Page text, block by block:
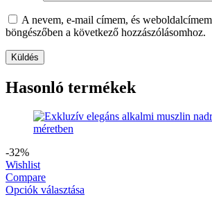
A nevem, e-mail címem, és weboldalcímem
böngészőben a következő hozzászólásomhoz.
Hasonló termékek
-32%
Wishlist
Compare
Opciók választása